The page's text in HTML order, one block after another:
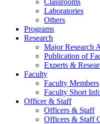
Classrooms
Laboratories
Others
Programs
Research
Major Research
Publication of
Experts &
Faculty
Faculty Members
Faculty Short
Officer & Staff
Officers & Staff
Officers & Staff